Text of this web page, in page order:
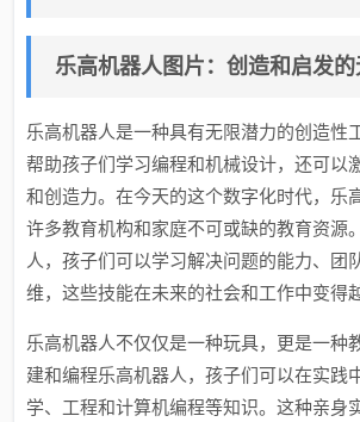
乐高机器人图片：创造和启发
乐高机器人是一种具有无限潜力的创造性
帮助孩子们学习编程和机械设计，还可以
和创造力。在今天的这个数字化时代，乐
许多教育机构和家庭不可或缺的教育资源
人，孩子们可以学习解决问题的能力、团
维，这些技能在未来的社会和工作中变得
乐高机器人不仅仅是一种玩具，更是一种
建和编程乐高机器人，孩子们可以在实践
学、工程和计算机编程等知识。这种亲身